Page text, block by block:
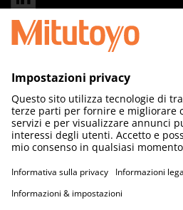
Indirizzo
Mitutoyo Italiana S.r.l. a socio unico
Corso Europa 7
20045 Lainate
Tel.:+39 02.93578.1